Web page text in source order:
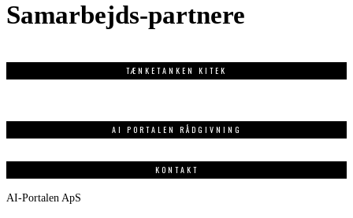
Samarbejds-partnere
TÆNKETANKEN KITEK
AI PORTALEN RÅDGIVNING
KONTAKT
AI-Portalen ApS